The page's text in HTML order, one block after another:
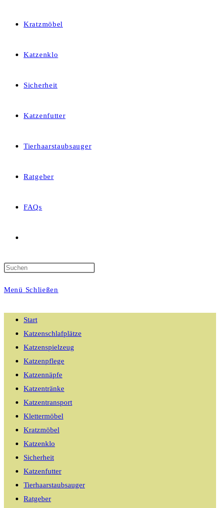
Kratzmöbel
Katzenklo
Sicherheit
Katzenfutter
Tierhaarstaubsauger
Ratgeber
FAQs
Suche
Menü Schließen
Start
Katzenschlafplätze
Katzenspielzeug
Katzenpflege
Katzennäpfe
Katzentränke
Katzentransport
Klettermöbel
Kratzmöbel
Katzenklo
Sicherheit
Katzenfutter
Tierhaarstaubsauger
Ratgeber